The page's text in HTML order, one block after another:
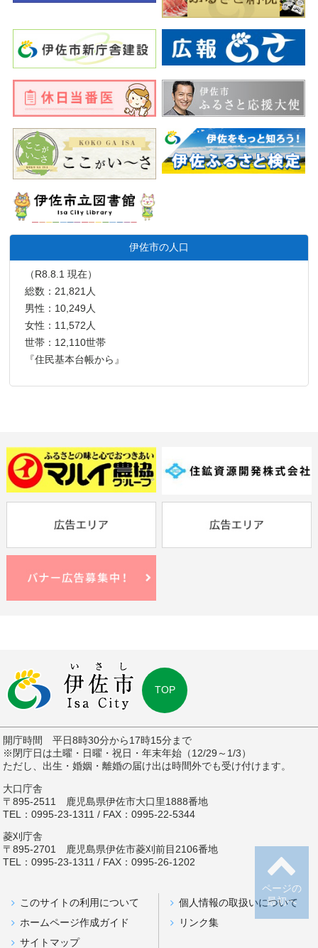
伊佐市の人口
（R8.8.1 現在）
総数：21,821人
男性：10,249人
女性：11,572人
世帯：12,110世帯
『住民基本台帳から』
ページの
最初へ
TOP
開庁時間 平日8時30分から17時15分まで
※閉庁日は土曜・日曜・祝日・年末年始（12/29～1/3）
ただし、出生・婚姻・離婚の届け出は時間外でも受け付けます。
大口庁舎
〒895-2511 鹿児島県伊佐市大口里1888番地
TEL：0995-23-1311 / FAX：0995-22-5344
菱刈庁舎
〒895-2701 鹿児島県伊佐市菱刈前目2106番地
TEL：0995-23-1311 / FAX：0995-26-1202
このサイトの利用について
個人情報の取扱いについて
ホームページ作成ガイド
リンク集
サイトマップ